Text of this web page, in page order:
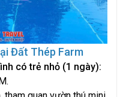
Đất Thép Farm
có trẻ nhỏ (1 ngày):